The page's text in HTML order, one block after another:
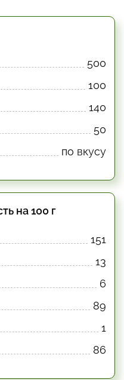
500
100
140
50
по вкусу
на 100 г
151
13
6
89
1
86